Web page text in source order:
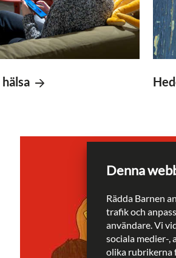
Denna
Rädda Barnen
trafik och
användare. Vi
sociala medier-,
olika rubrikerna